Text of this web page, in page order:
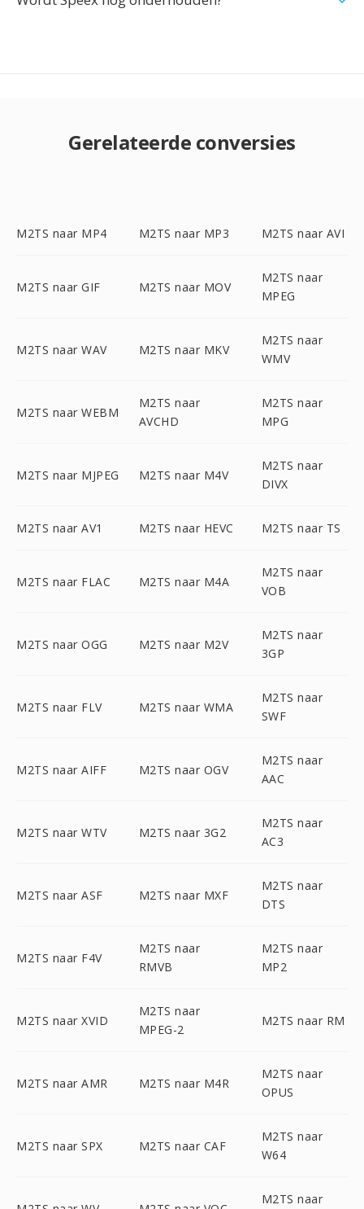
Gerelateerde conversies
M2TS naar MP4 M2TS naar MP3 M2TS naar AVI
M2TS naar GIF M2TS naar MOV
M2TS naar
MPEG
M2TS naar WAV M2TS naar MKV
M2TS naar
WMV
M2TS naar WEBM
M2TS naar
AVCHD
M2TS naar
MPG
M2TS naar MJPEG M2TS naar M4V
M2TS naar
DIVX
M2TS naar AV1 M2TS naar HEVC M2TS naar TS
M2TS naar FLAC M2TS naar M4A
M2TS naar
VOB
M2TS naar OGG M2TS naar M2V
M2TS naar
3GP
M2TS naar FLV M2TS naar WMA
M2TS naar
SWF
M2TS naar AIFF M2TS naar OGV
M2TS naar
AAC
M2TS naar WTV M2TS naar 3G2
M2TS naar
AC3
M2TS naar ASF M2TS naar MXF
M2TS naar
DTS
M2TS naar F4V
M2TS naar
RMVB
M2TS naar
MP2
M2TS naar XVID
M2TS naar
MPEG-2
M2TS naar RM
M2TS naar AMR M2TS naar M4R
M2TS naar
OPUS
M2TS naar SPX M2TS naar CAF
M2TS naar
W64
M2TS naar